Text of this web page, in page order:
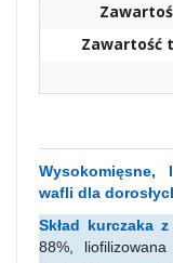
Zawartość
wafli dla
Skład kurczaka
88%,